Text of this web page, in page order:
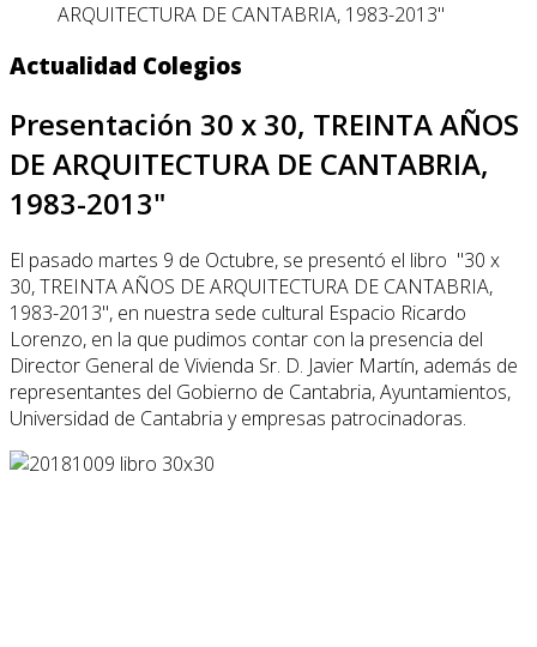
ARQUITECTURA DE CANTABRIA, 1983-2013"
Actualidad Colegios
Presentación 30 x 30, TREINTA AÑOS
DE ARQUITECTURA DE CANTABRIA,
1983-2013"
El pasado martes 9 de Octubre, se presentó el libro "30 x
30, TREINTA AÑOS DE ARQUITECTURA DE CANTABRIA,
1983-2013", en nuestra sede cultural Espacio Ricardo
Lorenzo, en la que pudimos contar con la presencia del
Director General de Vivienda Sr. D. Javier Martín, además de
representantes del Gobierno de Cantabria, Ayuntamientos,
Universidad de Cantabria y empresas patrocinadoras.